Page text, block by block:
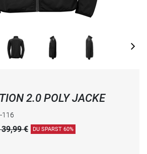
2.0 POLY JACKE
116
39,99 € DU SPARST 60%